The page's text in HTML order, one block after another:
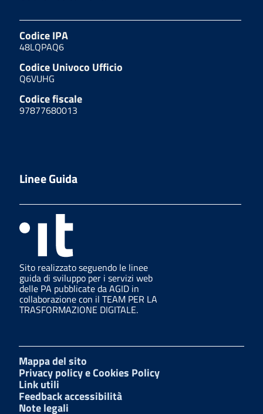
Codice IPA
48LQPAQ6
Codice Univoco Ufficio
Q6VUHG
Codice fiscale
97877680013
Linee Guida
Sito realizzato seguendo le linee
guida di sviluppo per i servizi web
delle PA pubblicate da AGID in
collaborazione con il TEAM PER LA
TRASFORMAZIONE DIGITALE.
Mappa del sito
Privacy policy e Cookies Policy
Link utili
Feedback accessibilità
Note legali